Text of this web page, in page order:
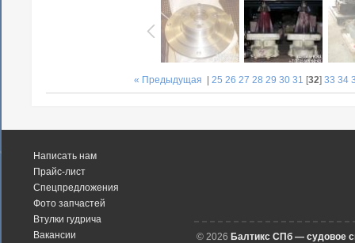
« Предыдущая 25 26 27 28 29 30 31 [32] 33 34
Написать нам
Прайс-лист
Спецпредложения
Фото запчастей
Втулки гудрича
Вакансии
© 2026 Балтикс СПб — судовое